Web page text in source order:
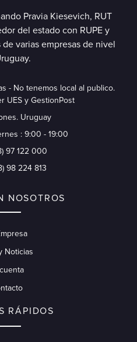
Pravia Kiesevich, RUT
del estado con RUPE y
varias empresas de nivel
- No tenemos local al publico.
UES y GestionPost
Uruguay
: 9:00 - 19:00
97 122 000
98 224 813
NOSOTROS
Noticias
RÁPIDOS